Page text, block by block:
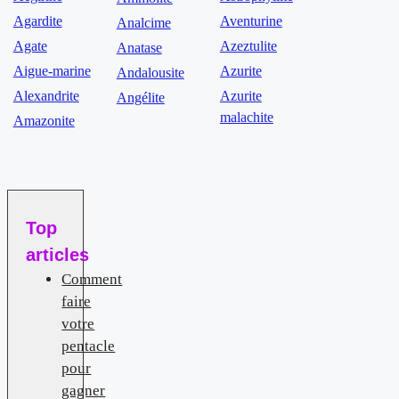
Agardite
Agate
Aigue-marine
Alexandrite
Amazonite
Analcime
Anatase
Andalousite
Angélite
Aventurine
Azeztulite
Azurite
Azurite
malachite
Top
articles
Comment
faire
votre
pentacle
pour
gagner